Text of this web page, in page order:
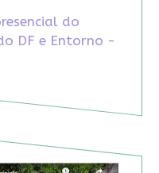
do
DF e Entorno -